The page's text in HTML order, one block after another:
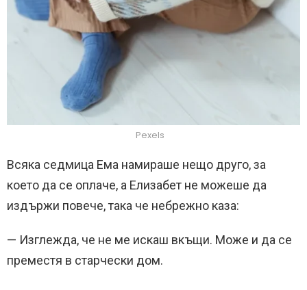
Pexels
Всяка седмица Ема намираше нещо друго, за
което да се оплаче, а Елизабет не можеше да
издържи повече, така че небрежно каза:
— Изглежда, че не ме искаш вкъщи. Може и да се
преместя в старчески дом.